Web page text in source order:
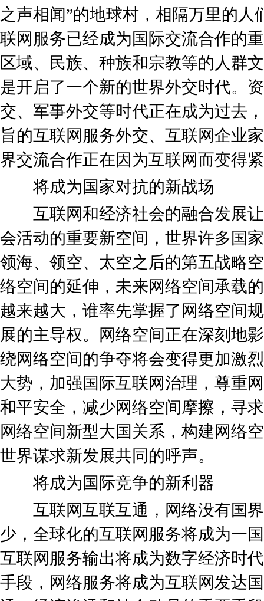
之声相闻”的地球村，相隔万里的人
联网服务已经成为国际交流合作的
区域、民族、种族和宗教等的人群
是开启了一个新的世界外交时代。
交、军事外交等时代正在成为过去
旨的互联网服务外交、互联网企业
界交流合作正在因为互联网而变得
将成为国家对抗的新战场
互联网和经济社会的融合发展让
会活动的重要新空间，世界许多国
领海、领空、太空之后的第五战略
络空间的延伸，未来网络空间承载
越来越大，谁率先掌握了网络空间
展的主导权。网络空间正在深刻地
绕网络空间的争夺将会变得更加激
大势，加强国际互联网治理，尊重
和平安全，减少网络空间摩擦，寻
网络空间新型大国关系，构建网络
世界谋求新发展共同的呼声。
将成为国际竞争的新利器
互联网互联互通，网络没有国界
少，全球化的互联网服务将成为一
互联网服务输出将成为数字经济时
手段，网络服务将成为互联网发达